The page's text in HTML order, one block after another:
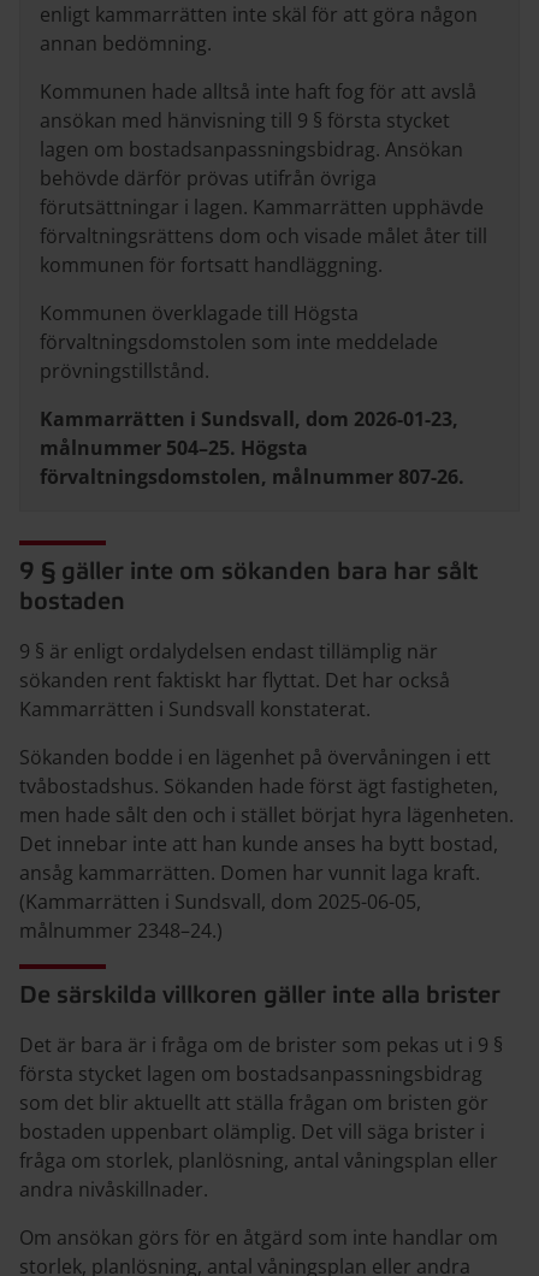
enligt kammarrätten inte skäl för att göra någon
annan bedömning.
Kommunen hade alltså inte haft fog för att avslå
ansökan med hänvisning till 9 § första stycket
lagen om bostadsanpassningsbidrag. Ansökan
behövde därför prövas utifrån övriga
förutsättningar i lagen. Kammarrätten upphävde
förvaltningsrättens dom och visade målet åter till
kommunen för fortsatt handläggning.
Kommunen överklagade till Högsta
förvaltningsdomstolen som inte meddelade
prövningstillstånd.
Kammarrätten i Sundsvall, dom 2026-01-23,
målnummer 504–25. Högsta
förvaltningsdomstolen, målnummer 807-26.
9 § gäller inte om sökanden bara har sålt
bostaden
9 § är enligt ordalydelsen endast tillämplig när
sökanden rent faktiskt har flyttat. Det har också
Kammarrätten i Sundsvall konstaterat.
Sökanden bodde i en lägenhet på övervåningen i ett
tvåbostadshus. Sökanden hade först ägt fastigheten,
men hade sålt den och i stället börjat hyra lägenheten.
Det innebar inte att han kunde anses ha bytt bostad,
ansåg kammarrätten. Domen har vunnit laga kraft.
(Kammarrätten i Sundsvall, dom 2025-06-05,
målnummer 2348–24.)
De särskilda villkoren gäller inte alla brister
Det är bara är i fråga om de brister som pekas ut i 9 §
första stycket lagen om bostadsanpassningsbidrag
som det blir aktuellt att ställa frågan om bristen gör
bostaden uppenbart olämplig. Det vill säga brister i
fråga om storlek, planlösning, antal våningsplan eller
andra nivåskillnader.
Om ansökan görs för en åtgärd som inte handlar om
storlek, planlösning, antal våningsplan eller andra